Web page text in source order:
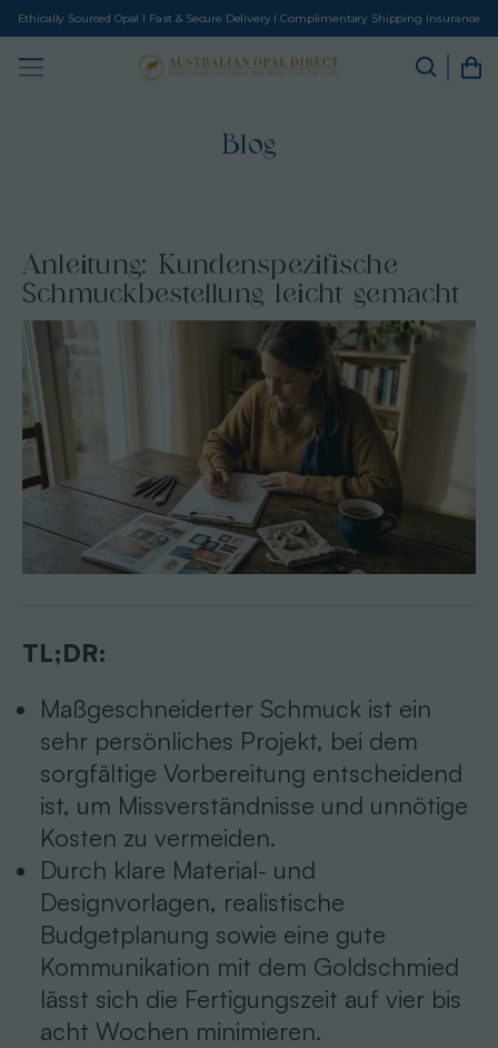
Ethically Sourced Opal I Fast & Secure Delivery I Complimentary Shipping Insurance
Blog
Anleitung: Kundenspezifische
Schmuckbestellung leicht gemacht
TL;DR:
Maßgeschneiderter Schmuck ist ein
sehr persönliches Projekt, bei dem
sorgfältige Vorbereitung entscheidend
ist, um Missverständnisse und unnötige
Kosten zu vermeiden.
Durch klare Material- und
Designvorlagen, realistische
Budgetplanung sowie eine gute
Kommunikation mit dem Goldschmied
lässt sich die Fertigungszeit auf vier bis
acht Wochen minimieren.